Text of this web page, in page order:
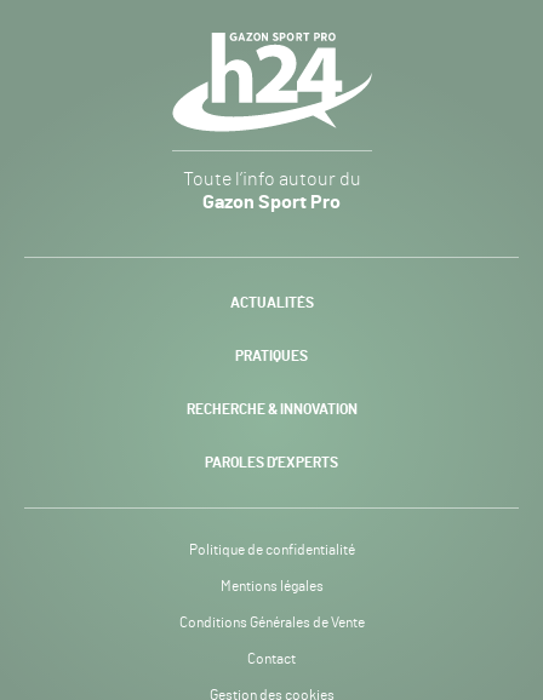
Sport
Pro
-
Toute l’info autour du
Gazon Sport Pro
ACTUALITÉS
PRATIQUES
RECHERCHE & INNOVATION
PAROLES D’EXPERTS
Politique de confidentialité
Mentions légales
Conditions Générales de Vente
Contact
Gestion des cookies